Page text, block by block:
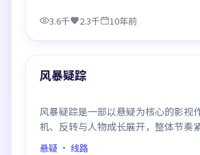
3.6千 2.3千 10年前
最新
风暴疑踪
风暴疑踪是一部以悬疑为核心的影视
机、反转与人物成长展开，整体节奏
观看。
悬疑 · 线路